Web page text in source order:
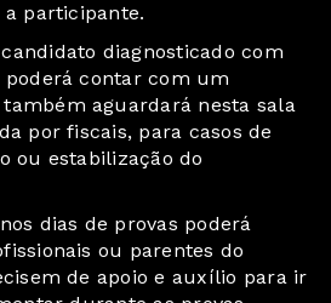
participante.
diagnosticado com
contar com um
aguardará nesta sala
por fiscais, para casos de
ou estabilização do
dias de provas poderá
ou parentes do
de apoio e auxílio para ir